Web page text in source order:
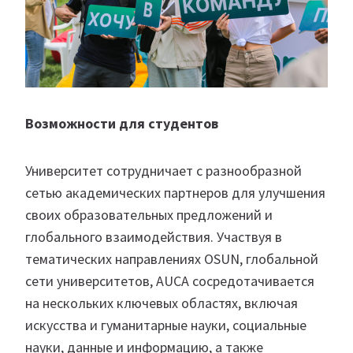
Возможности для студентов
Университет сотрудничает с разнообразной
сетью академических партнеров для улучшения
своих образовательных предложений и
глобального взаимодействия. Участвуя в
тематических направлениях OSUN, глобальной
сети университетов, AUCA сосредотачивается
на нескольких ключевых областях, включая
искусства и гуманитарные науки, социальные
науки, данные и информацию, а также